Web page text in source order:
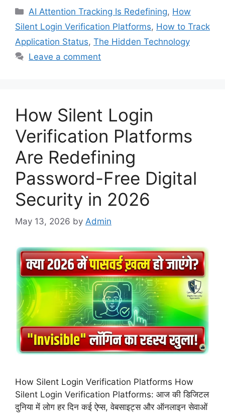
Categories
AI Attention Tracking Is Redefining, How
Silent Login Verification Platforms, How to Track
Application Status, The Hidden Technology
Leave a comment
How Silent Login
Verification Platforms
Are Redefining
Password-Free Digital
Security in 2026
May 13, 2026 by Admin
How Silent Login Verification Platforms How
Silent Login Verification Platforms: आज की डिजिटल
दुनिया में लोग हर दिन कई ऐप्स, वेबसाइट्स और ऑनलाइन सेवाओं